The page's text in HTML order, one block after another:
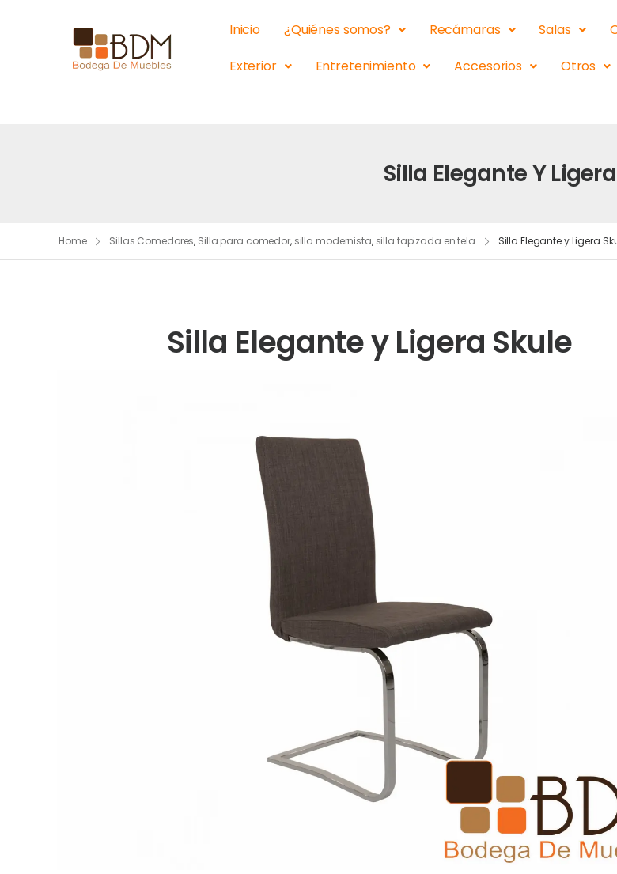
Inicio ¿Quiénes somos? Recámaras Salas
Exterior
Entretenimiento Accesorios Otros
Silla Elegante Y
Home Sillas Comedores, Silla para comedor, silla modernista, silla tapizada en tela Silla Elegante y Ligera
Silla Elegante y Ligera Skule